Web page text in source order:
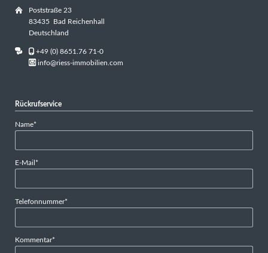
Poststraße 23
83435 Bad Reichenhall
Deutschland
+49 (0) 8651.76 71-0
info@riess-immobilien.com
Rückrufservice
Pflichtfeld
Name*
Pflichtfeld
E-Mail *
Pflichtfeld
Telefonnummer*
Pflichtfeld
Kommentar*